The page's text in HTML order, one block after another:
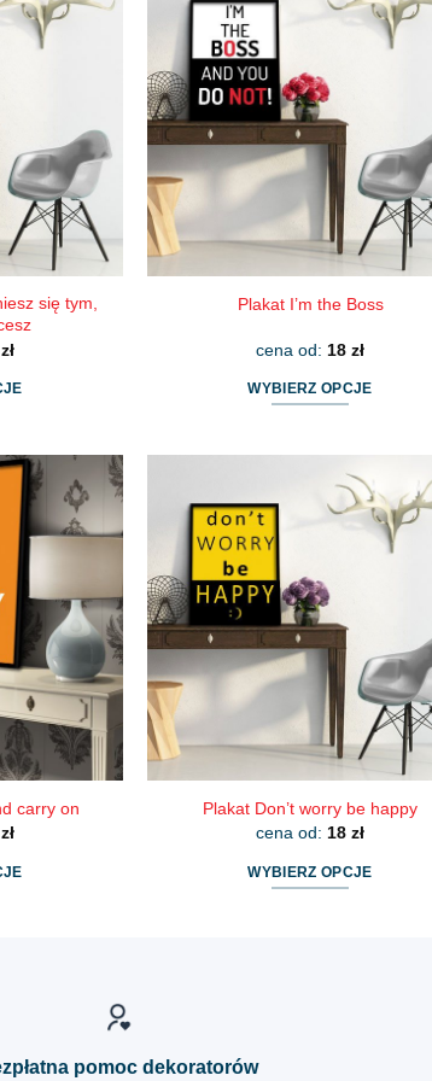
wariantów.
można
wybrać
stronie
produktu
się tym,
zł
Plakat I’m the Boss
cena od: 18 zł
WYBIERZ OPCJE
wiele
wariantów.
można
wybrać
stronie
produktu
carry on
zł
Plakat Don’t worry be happy
cena od: 18 zł
WYBIERZ OPCJE
pomoc dekoratorów